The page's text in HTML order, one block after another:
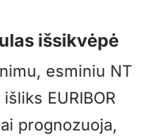
išsikvėpė
esminiu NT
EURIBOR
prognozuoja,